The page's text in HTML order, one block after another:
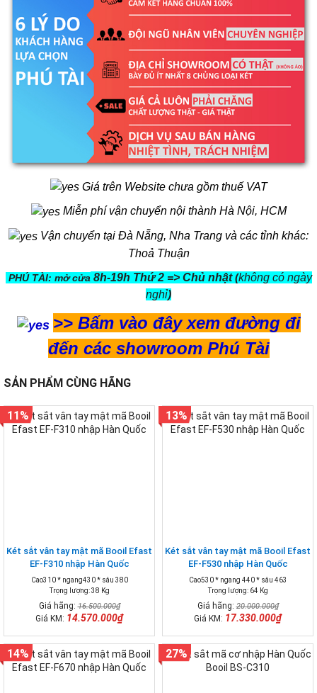
Giá trên Website chưa gồm thuế VAT
Miễn phí vận chuyển nội thành Hà Nội, HCM
Vận chuyển tại Đà Nẵng, Nha Trang và các tỉnh khác:
Thoả Thuận
PHÚ TÀI: mở cửa 8h-19h Thứ 2 => Chủ nhật (không có ngày
nghỉ)
>> Bấm vào đây xem đường đi
đến các showroom Phú Tài
SẢN PHẨM CÙNG HÃNG
Két sắt vân tay mật mã Booil Efast
EF-F310 nhập Hàn Quốc
Cao310 * ngang430 * sâu 380
Trọng lượng: 38 Kg
Giá hãng:16.500.000₫
Giá KM: 14.570.000₫
11%
Két sắt vân tay mật mã Booil Efast
EF-F530 nhập Hàn Quốc
Cao530 * ngang 440 * sâu 463
Trọng lượng: 64 Kg
Giá hãng:20.000.000₫
Giá KM: 17.330.000₫
13%
14% 27%